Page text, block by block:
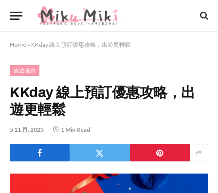
Home » KKday 線上預訂優惠攻略，出遊更輕鬆
旅遊優惠
KKday 線上預訂優惠攻略，出
遊更輕鬆
5 11 月, 2025 1 Min Read